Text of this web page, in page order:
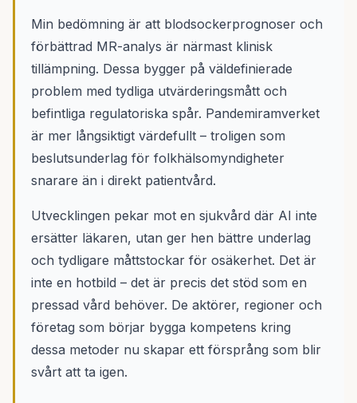
Min bedömning är att blodsockerprognoser och
förbättrad MR-analys är närmast klinisk
tillämpning. Dessa bygger på väldefinierade
problem med tydliga utvärderingsmått och
befintliga regulatoriska spår. Pandemiramverket
är mer långsiktigt värdefullt – troligen som
beslutsunderlag för folkhälsomyndigheter
snarare än i direkt patientvård.
Utvecklingen pekar mot en sjukvård där AI inte
ersätter läkaren, utan ger hen bättre underlag
och tydligare måttstockar för osäkerhet. Det är
inte en hotbild – det är precis det stöd som en
pressad vård behöver. De aktörer, regioner och
företag som börjar bygga kompetens kring
dessa metoder nu skapar ett försprång som blir
svårt att ta igen.